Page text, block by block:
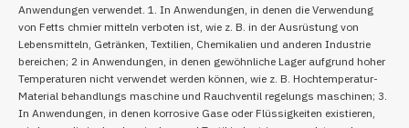
Anwendungen verwendet. 1. In Anwendungen, in denen die Verwendung
von Fetts chmier mitteln verboten ist, wie z. B. in der Ausrüstung von
Lebensmitteln, Getränken, Textilien, Chemikalien und anderen Industrie
bereichen; 2 in Anwendungen, in denen gewöhnliche Lager aufgrund hoher
Temperaturen nicht verwendet werden können, wie z. B. Hochtemperatur-
Material behandlungs maschine und Rauchventil regelungs maschinen; 3.
In Anwendungen, in denen korrosive Gase oder Flüssigkeiten existieren,